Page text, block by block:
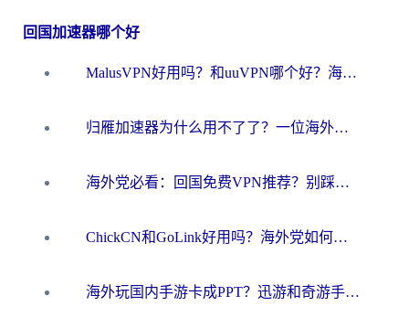
回国加速器哪个好
MalusVPN好用吗？和uuVPN哪个好？海外党无缝访问国内资源的真实对比与选择指南
归雁加速器为什么用不了了？一位海外游子的真实困惑与技术解答
海外党必看：回国免费VPN推荐？别踩坑！教你选对加速器无缝刷国内资源
ChickCN和GoLink好用吗？海外党如何选对回国加速器
海外玩国内手游卡成PPT？迅游和奇游手游哪个好？一篇讲透回国加速器怎么选